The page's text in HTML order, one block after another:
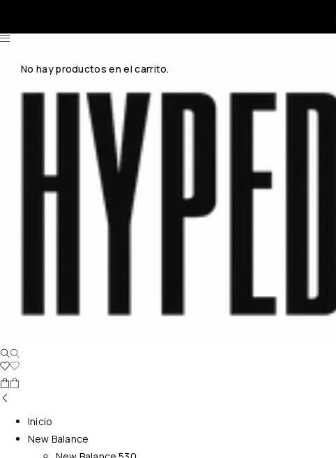
No hay productos en el carrito.
Inicio
New Balance